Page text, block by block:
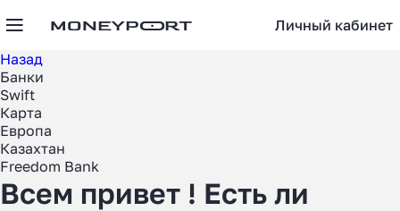
Личный кабинет
Назад
Банки
Swift
Карта
Европа
Казахтан
Freedom Bank
Всем привет ! Есть ли